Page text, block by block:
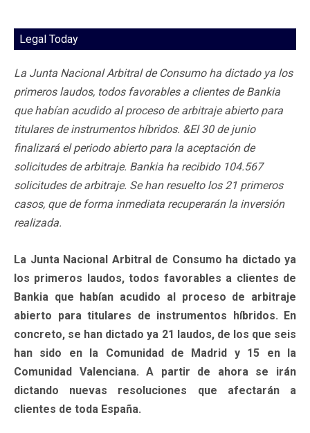
Legal Today
La Junta Nacional Arbitral de Consumo ha dictado ya los
primeros laudos, todos favorables a clientes de Bankia
que habían acudido al proceso de arbitraje abierto para
titulares de instrumentos híbridos. &El 30 de junio
finalizará el periodo abierto para la aceptación de
solicitudes de arbitraje. Bankia ha recibido 104.567
solicitudes de arbitraje. Se han resuelto los 21 primeros
casos, que de forma inmediata recuperarán la inversión
realizada.
La Junta Nacional Arbitral de Consumo ha dictado ya
los primeros laudos, todos favorables a clientes de
Bankia que habían acudido al proceso de arbitraje
abierto para titulares de instrumentos híbridos. En
concreto, se han dictado ya 21 laudos, de los que seis
han sido en la Comunidad de Madrid y 15 en la
Comunidad Valenciana. A partir de ahora se irán
dictando nuevas resoluciones que afectarán a
clientes de toda España.